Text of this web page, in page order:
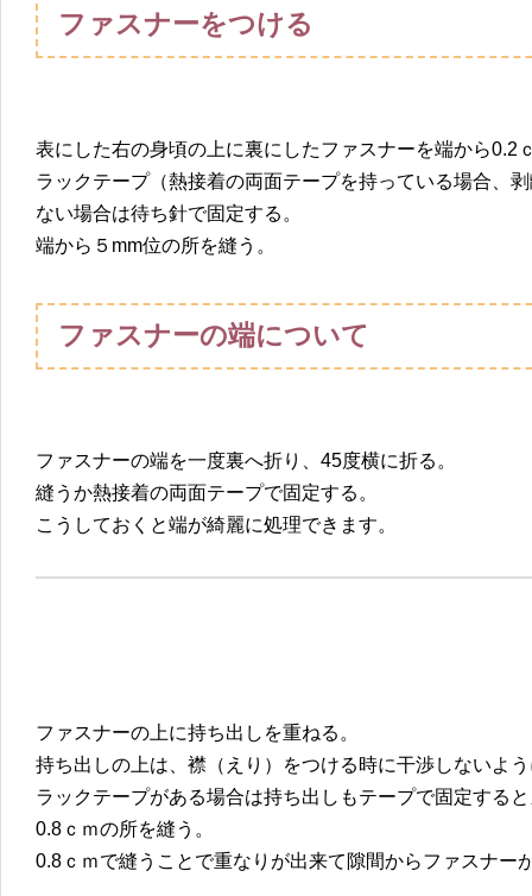
ファスナーをつける
表にした右の身頃の上に裏にしたファスナーを端から0.2
ラックテープ（熱接着の両面テープを持っている場合、
ない場合は待ち針で固定する。
端から５mm位の所を縫う。
ファスナーの端について
ファスナーの端を一度裏へ折り、45度横に折る。
縫うか熱接着の両面テープで固定する。
こうしておくと端が綺麗に処理できます。
ファスナーの上に持ち出しを重ねる。
持ち出しの上は、襟（えり）をつける時に干渉しないよ
ラックテープがある場合は持ち出しもテープで固定する
0.8ｃｍの所を縫う。
0.8ｃｍで縫うことで重なりが出来て隙間からファスナー